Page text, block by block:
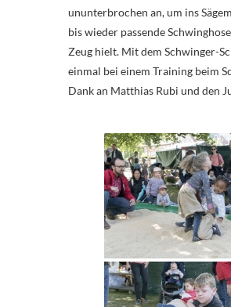
ununterbrochen an, um ins
bis wieder passende
Zeug hielt. Mit dem Schwinger-
einmal bei einem Training beim
Dank an Matthias Rubi und den